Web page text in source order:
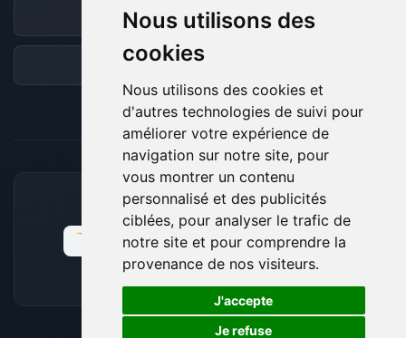
Nous utilisons des
cookies
Nous utilisons des cookies et
d'autres technologies de suivi pour
améliorer votre expérience de
navigation sur notre site, pour
vous montrer un contenu
personnalisé et des publicités
ciblées, pour analyser le trafic de
notre site et pour comprendre la
provenance de nos visiteurs.
J'accepte
Je refuse
Discord
Forum
MOYENS DE PAIEMENT ACCEPTÉS
🍪